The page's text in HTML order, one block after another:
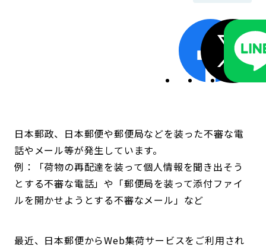
日本郵政、日本郵便や郵便局などを装った不審な電
話やメール等が発生しています。
例：「荷物の再配達を装って個人情報を聞き出そう
とする不審な電話」や「郵便局を装って添付ファイ
ルを開かせようとする不審なメール」など
最近、日本郵便からWeb集荷サービスをご利用され